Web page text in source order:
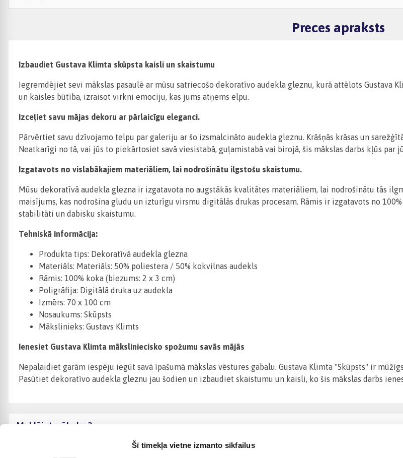
Šī tīmekļa vietne izmanto sīkfailus
Preces apraksts
Izbaudiet Gustava Klimta skūpsta kaisli un skaistumu
Iegremdējiet sevi mākslas pasaulē ar mūsu satriecošo dekoratīvo audekla gleznu, kurā attēlots Gustava
un kaisles būtība, izraisot virkni emociju, kas jums atņems elpu.
Izceļiet savu mājas dekoru ar pārlaicīgu eleganci.
Pārvērtiet savu dzīvojamo telpu par galeriju ar šo izsmalcināto audekla gleznu. Krāšņās krāsas un
Neatkarīgi no tā, vai jūs to piekārtosiet savā viesistabā, guļamistabā vai birojā, šis mākslas darbs kļūs
Izgatavots no vislabākajiem materiāliem, lai nodrošinātu ilgstošu skaistumu.
Mūsu dekoratīvā audekla glezna ir izgatavota no augstākās kvalitātes materiāliem, lai nodrošinātu tās
maisījums, kas nodrošina gludu un izturīgu virsmu digitālās drukas procesam. Rāmis ir izgatavots no
stabilitāti un dabisku skaistumu.
Tehniskā informācija:
Produkta tips: Dekoratīvā audekla glezna
Materiāls: Materiāls: 50% poliestera / 50% kokvilnas audekls
Rāmis: 100% koka (biezums: 2 x 3 cm)
Poligrāfija: Digitālā druka uz audekla
Izmērs: 70 x 100 cm
Nosaukums: Skūpsts
Mākslinieks: Gustavs Klimts
Ienesiet Gustava Klimta māksliniecisko spožumu savās mājās
Nepalaidiet garām iespēju iegūt savā īpašumā mākslas vēstures gabalu. Gustava Klimta "Skūpsts" ir
Pasūtiet dekoratīvo audekla gleznu jau šodien un izbaudiet skaistumu un kaisli, ko šis mākslas darbs
Meklējat mēbeles?